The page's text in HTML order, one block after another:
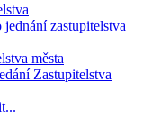
zastupitelstva
města
Zastupitelstva